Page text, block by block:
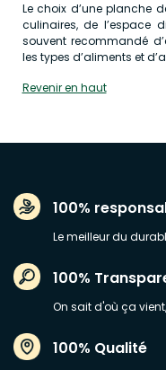
Le choix d’une planche
culinaires, de l’espace
souvent recommandé
les types d’aliments et
Revenir en haut
100%
Le meilleur du
100%
On sait d'où ça
100% Qualité